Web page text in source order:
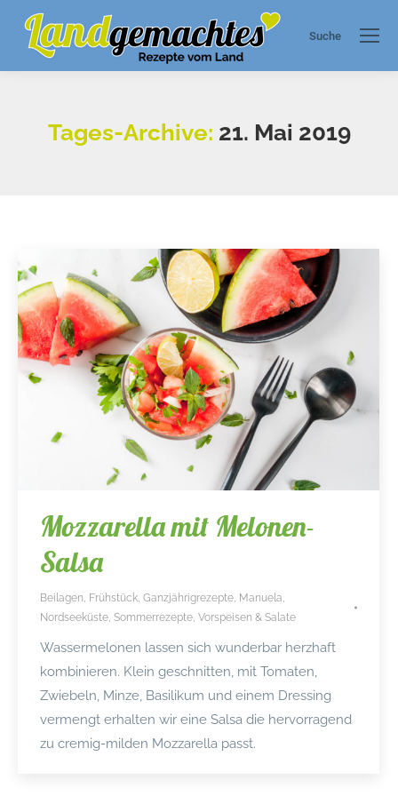
Search:
Suche
Tages-Archive: 21. Mai 2019
Mozzarella mit Melonen-
Salsa
Beilagen, Frühstück, Ganzjährigrezepte, Manuela,
Nordseeküste, Sommerrezepte, Vorspeisen & Salate
Wassermelonen lassen sich wunderbar herzhaft
kombinieren. Klein geschnitten, mit Tomaten,
Zwiebeln, Minze, Basilikum und einem Dressing
vermengt erhalten wir eine Salsa die hervorragend
zu cremig-milden Mozzarella passt.